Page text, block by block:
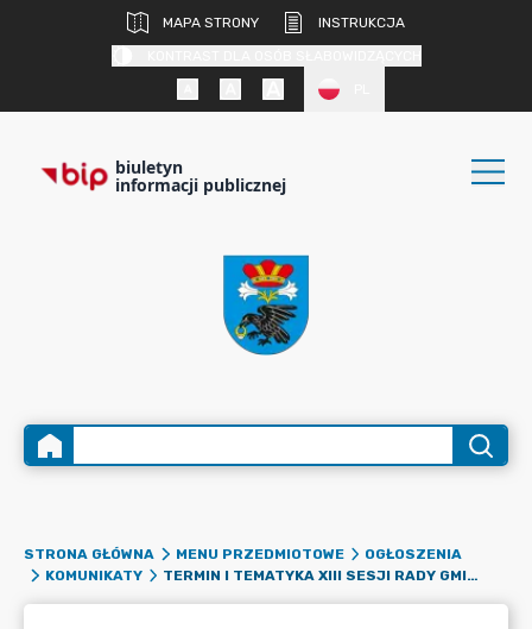
MAPA STRONY
INSTRUKCJA
biuletyn
informacji publicznej
STRONA GŁÓWNA MENU PRZEDMIOTOWE
OGŁOSZENIA
KOMUNIKATY
TERMIN I TEMATYKA XIII SESJI RADY GMINY RADZIEJOWICE IX KADENCJI - 31.03.2025